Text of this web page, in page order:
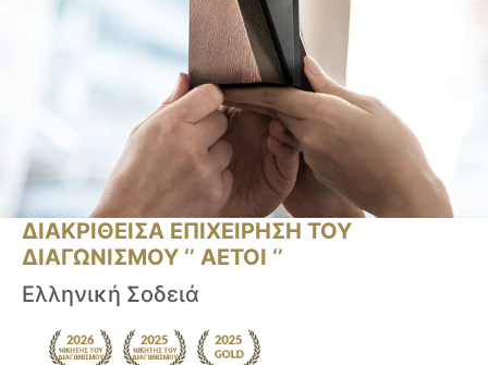
ΔΙΑΚΡΙΘΕΙΣΑ ΕΠΙΧΕΙΡΗΣΗ ΤΟΥ
ΔΙΑΓΩΝΙΣΜΟΥ ‘’ ΑΕΤΟΙ ‘’
Ελληνική Σοδειά